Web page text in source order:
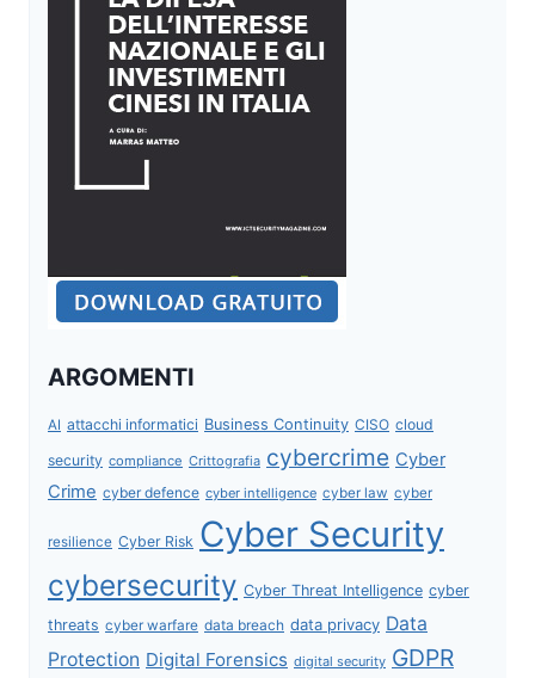
ARGOMENTI
AI attacchi informatici Business Continuity CISO cloud
security compliance Crittografia cybercrime Cyber
Crime cyber defence cyber intelligence cyber law cyber
resilience Cyber Risk Cyber Security
cybersecurity Cyber Threat Intelligence cyber
threats cyber warfare data breach data privacy Data
Protection Digital Forensics digital security GDPR